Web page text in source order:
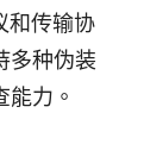
和传输协
多种伪装
力。